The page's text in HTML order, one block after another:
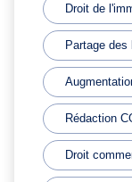
Droit de
Partage des
Rédaction
Droit